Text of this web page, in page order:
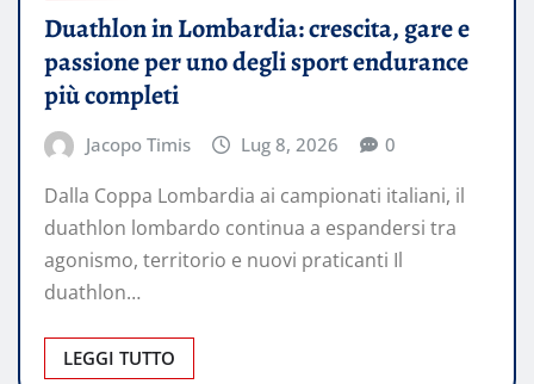
Duathlon in Lombardia: crescita, gare e
passione per uno degli sport endurance
più completi
Jacopo Timis Lug 8, 2026 0
Dalla Coppa Lombardia ai campionati italiani, il
duathlon lombardo continua a espandersi tra
agonismo, territorio e nuovi praticanti Il
duathlon…
LEGGI TUTTO